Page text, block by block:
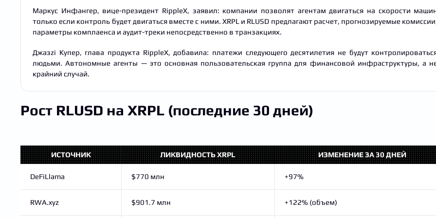
Маркус Инфангер, вице-президент RippleX, заявил: компании позволят агентам двигаться на скорости
только если контроль будет двигаться вместе с ними. XRPL и RLUSD предлагают расчет, прогнозируемые
параметры комплаенса и аудит-треки непосредственно в транзакциях.
Джазzi Купер, глава продукта RippleX, добавила: платежи следующего десятилетия не будут
людьми. Автономные агенты — это основная пользовательская группа для финансовой инфраструктуры, а
крайний случай.
Рост RLUSD на XRPL (последние 30 дней)
ИСТОЧНИК ЛИКВИДНОСТЬ XRPL ИЗМЕНЕНИЕ ЗА 30 ДНЕЙ
DeFiLlama $770 млн +97%
RWA.xyz $901.7 млн +122% (объем)